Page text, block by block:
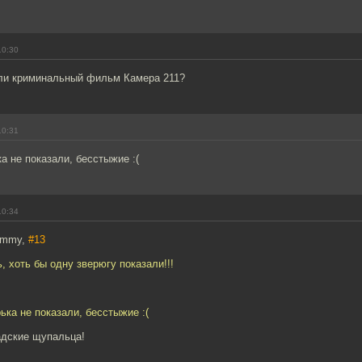
криминальный фильм Камера 211?
не показали, бесстыжие :(
#13
хоть бы одну зверюгу показали!!!
не показали, бесстыжие :(
щупальца!